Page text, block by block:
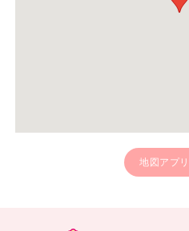
地図アプ